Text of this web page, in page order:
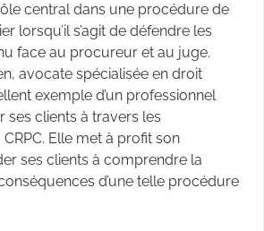
central dans une procédure de
lorsqu’il s’agit de défendre les
face au procureur et au juge.
avocate spécialisée en droit
exemple d’un professionnel
ses clients à travers les
Elle met à profit son
ses clients à comprendre la
d’une telle procédure